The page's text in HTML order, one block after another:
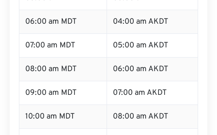
06:00 am MDT 04:00 am AKDT
07:00 am MDT 05:00 am AKDT
08:00 am MDT 06:00 am AKDT
09:00 am MDT 07:00 am AKDT
10:00 am MDT 08:00 am AKDT